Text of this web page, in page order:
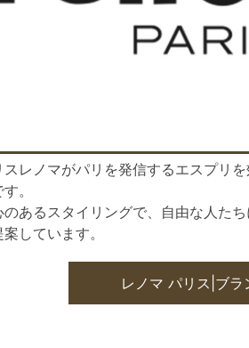
スレノマがパリを発信するエスプリ
。
のあるスタイリングで、自由な人た
しています。
レノマ パリス|ブラ